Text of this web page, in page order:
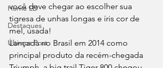
Home LD
Destaques
Últimos Post
você deve chegar ao escolher sua
tigresa de unhas longas e íris cor de
mel, usada!
Lançada no Brasil em 2014 como
principal produto da recém-chegada